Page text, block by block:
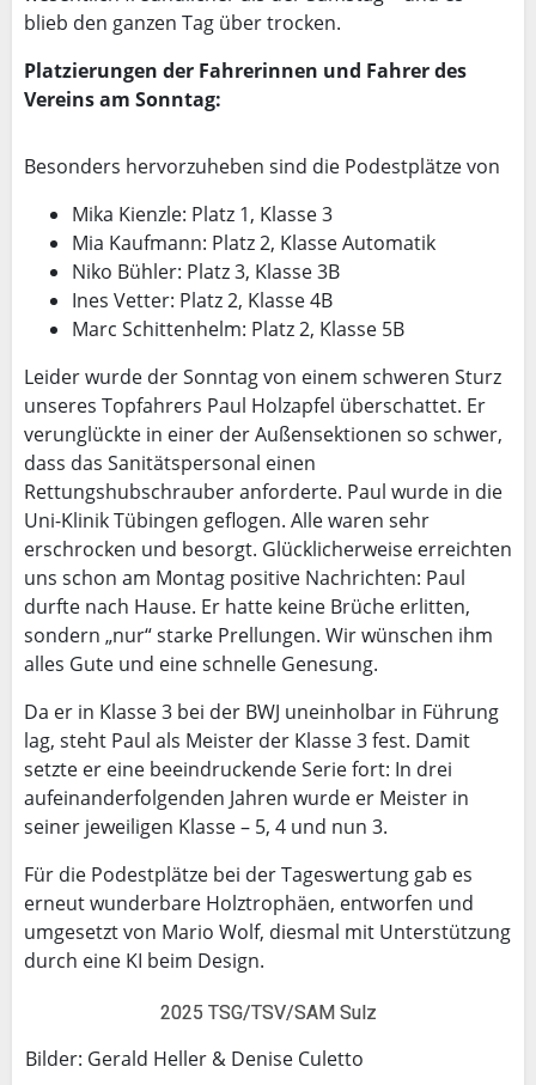
blieb den ganzen Tag über trocken.
Platzierungen der Fahrerinnen und Fahrer des
Vereins am Sonntag:
Besonders hervorzuheben sind die Podestplätze von
Mika Kienzle: Platz 1, Klasse 3
Mia Kaufmann: Platz 2, Klasse Automatik
Niko Bühler: Platz 3, Klasse 3B
Ines Vetter: Platz 2, Klasse 4B
Marc Schittenhelm: Platz 2, Klasse 5B
Leider wurde der Sonntag von einem schweren Sturz
unseres Topfahrers Paul Holzapfel überschattet. Er
verunglückte in einer der Außensektionen so schwer,
dass das Sanitätspersonal einen
Rettungshubschrauber anforderte. Paul wurde in die
Uni-Klinik Tübingen geflogen. Alle waren sehr
erschrocken und besorgt. Glücklicherweise erreichten
uns schon am Montag positive Nachrichten: Paul
durfte nach Hause. Er hatte keine Brüche erlitten,
sondern „nur“ starke Prellungen. Wir wünschen ihm
alles Gute und eine schnelle Genesung.
Da er in Klasse 3 bei der BWJ uneinholbar in Führung
lag, steht Paul als Meister der Klasse 3 fest. Damit
setzte er eine beeindruckende Serie fort: In drei
aufeinanderfolgenden Jahren wurde er Meister in
seiner jeweiligen Klasse – 5, 4 und nun 3.
Für die Podestplätze bei der Tageswertung gab es
erneut wunderbare Holztrophäen, entworfen und
umgesetzt von Mario Wolf, diesmal mit Unterstützung
durch eine KI beim Design.
2025 TSG/TSV/SAM Sulz
Bilder: Gerald Heller & Denise Culetto